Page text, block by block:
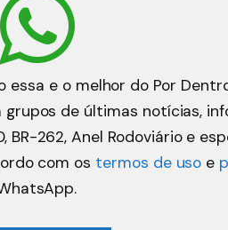
e o melhor do Por
de últimas notícias,
BR-262, Anel Rodoviário e
com os termos de uso e